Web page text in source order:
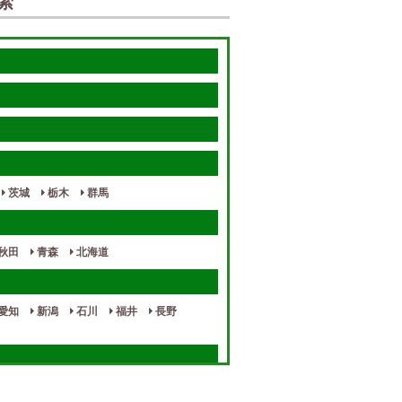
茨城 栃木 群馬
田 青森 北海道
知 新潟 石川 福井 長野